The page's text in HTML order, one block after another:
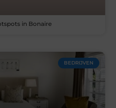
in Bonaire
BEDRIJVEN